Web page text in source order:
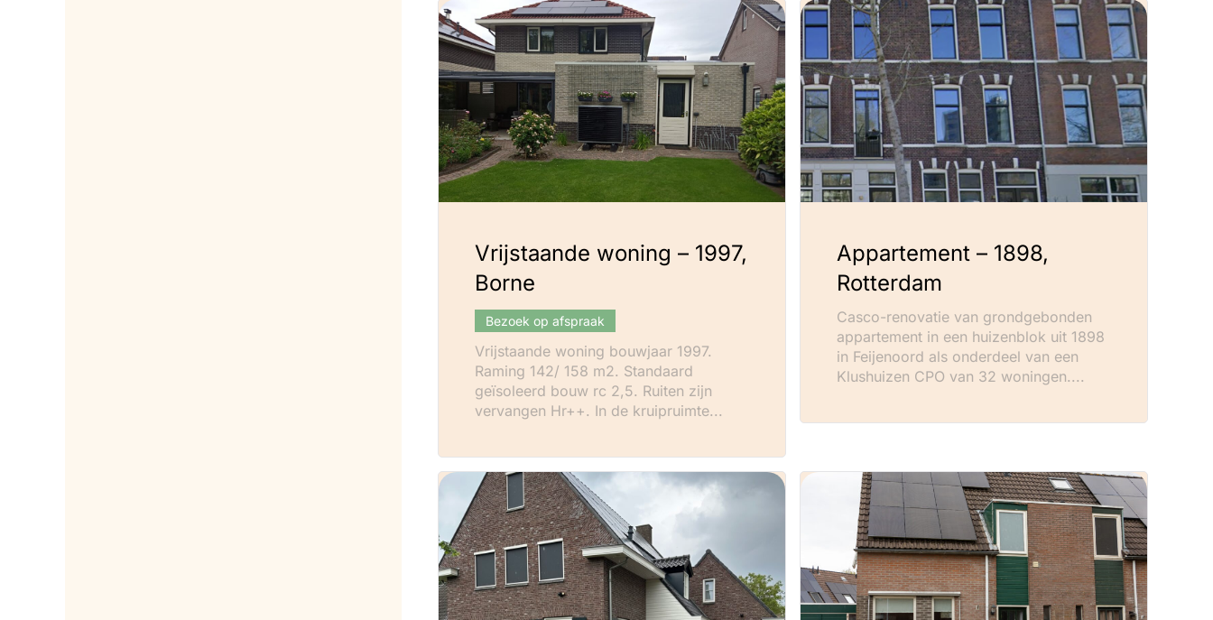
Vrijstaande woning – 1997,
Borne
Bezoek op afspraak
Vrijstaande woning bouwjaar 1997.
Raming 142/ 158 m2. Standaard
geïsoleerd bouw rc 2,5. Ruiten zijn
vervangen Hr++. In de kruipruimte...
Appartement – 1898,
Rotterdam
Casco-renovatie van grondgebonden
appartement in een huizenblok uit 1898
in Feijenoord als onderdeel van een
Klushuizen CPO van 32 woningen....